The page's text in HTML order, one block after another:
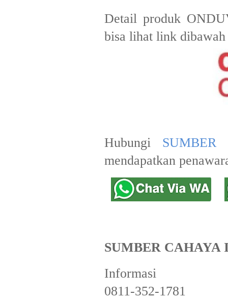
Detail produk
bisa lihat link
Hubungi SUMBER
mendapatkan
SUMBER CAHAYA
Informasi
0811-352-1781